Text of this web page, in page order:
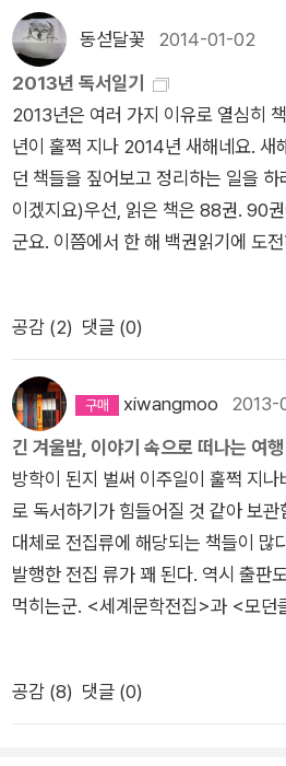
만만치 않다라는 생각이 절로 들게
통해서 바르셀로나와 멘도사의 매력
가 될 것으로 보입니다.
습니까. 이 책은 거의 누구나 소년시대
적이 있어서 그냥 넘어가기 십상입니
어보시면 전체에 깔려있는 음모와 드
진진하게 구성되어 있는지 세 권에 달
읽어치울 수 있을 겁니다. 진정한 팜
도 이 책의 대단한 즐거움이고요. 2.
레짐과 프랑스 혁명> 프랑스 혁명
시앵 레짐이 권력 안에 혁명을 일으키
추고 있었으나 문제와 해결의 방법을
가와 철학자들을 은근히 비판하는 것
지지하는 입장에서 사회, 정치, 경제,
대 전제정치의 틀을 소개하고 있습니
부바르와 페퀴셰> 플로베르의 미완
다. 독후감에 저는 '희극의 힘은 대단
극은 희극이 아니라서'라고 썼습니다
만나 친구가 되어, 난데없이 큰 돈이
니다. 하는 일마다 되는 거 없는 두 중
들이 씁쓸한 웃음으로 다시 필경의 업
<쿠오바디스> 한때는 연말연시만
영화의 원작입니다. 영화를 봤으니 굳
동섣달꽃 2014-01-02
2013년 독서일기
2013년은 여러 가지 이유로 열심히
년이 훌쩍 지나 2014년 새해네요. 새
던 책들을 짚어보고 정리하는 일을
이겠지요)우선, 읽은 책은 88권. 90
군요. 이쯤에서 한 해 백권읽기에 도
구체적인 지표로 만든 목표가 있다면
지요. 특히 저처럼 게을러지기 쉬운 인
책의 대부분은 소설이었습니다. 88
려 72%가 넘는군요. 어쩔 수 없습니
무조건 좋아요. 그 중에서도 올해의
있습니다. 어슐러 K. 르귄, 피에르 르
인 선택이긴 합니다. 그러나 이 작가
척 풍성했으므로 꼽아두지 않을 수
<빼앗긴 자들>과 <세상을 기리키는
이 덜커덩덜커덩 했달까요. 왜 진작
게 다행이지, 이런 잡스런 생각을 하
에도 특별한 책은 있었습니다. 제 삶
었고요(<채식의 배신>과 <플라스틱
공감 (2) 댓글 (0)
xiwangmoo 2013-
긴 겨울밤, 이야기 속으로 떠나는 여행
방학이 된지 벌써 이주일이 훌쩍 지
로 독서하기가 힘들어질 것 같아 보
대체로 전집류에 해당되는 책들이 많
발행한 전집 류가 꽤 된다. 역시 출판
먹히는군. <세계문학전집>과 <모던
열린책들 세계문학>으로 명칭이 변
을 시간을 내기가 힘들어 보관함에 담
다. 읽고 싶은 책들은 자꾸 쏟아져나
공감 (8) 댓글 (0)